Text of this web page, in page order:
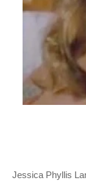
Jessica Phyllis